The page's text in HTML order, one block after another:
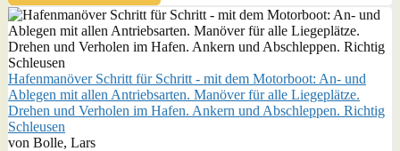
Hafenmanöver Schritt für Schritt - mit dem Motorboot: An- und
Ablegen mit allen Antriebsarten. Manöver für alle Liegeplätze.
Drehen und Verholen im Hafen. Ankern und Abschleppen. Richtig
Schleusen
von Bolle, Lars